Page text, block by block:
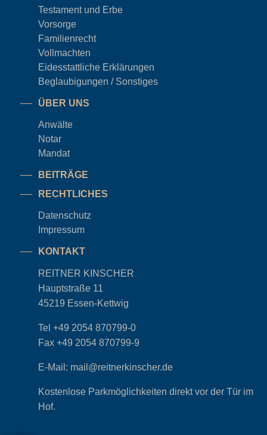
Testament und Erbe
Vorsorge
Familienrecht
Vollmachten
Eidesstattliche Erklärungen
Beglaubigungen / Sonstiges
ÜBER UNS
Anwälte
Notar
Mandat
BEITRÄGE
RECHTLICHES
Datenschutz
Impressum
KONTAKT
REITNER KINSCHER
Hauptstraße 11
45219 Essen-Kettwig
Tel +49 2054 870799-0
Fax +49 2054 870799-9
E-Mail: mail@reitnerkinscher.de
Kostenlose Parkmöglichkeiten direkt vor der Tür im
Hof.